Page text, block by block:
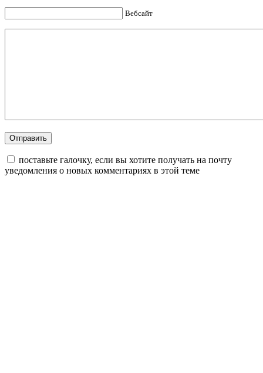
Вебсайт
поставьте галочку, если вы хотите получать на почту
уведомления о новых комментариях в этой теме